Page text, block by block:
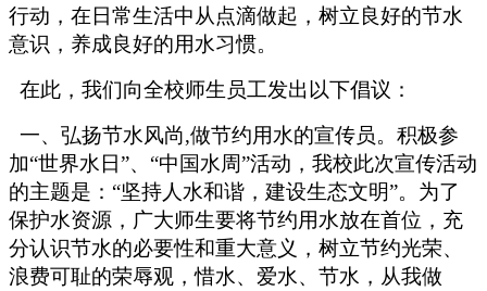
行动，在日常生活中从点滴做起，树立良好的节水
意识，养成良好的用水习惯。
在此，我们向全校师生员工发出以下倡议：
一、弘扬节水风尚,做节约用水的宣传员。积极参
加“世界水日”、“中国水周”活动，我校此次宣传活动
的主题是：“坚持人水和谐，建设生态文明”。为了
保护水资源，广大师生要将节约用水放在首位，充
分认识节水的必要性和重大意义，树立节约光荣、
浪费可耻的荣辱观，惜水、爱水、节水，从我做